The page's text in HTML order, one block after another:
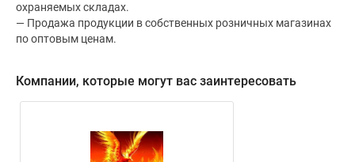
охраняемых складах.
— Продажа продукции в собственных розничных магазинах
по оптовым ценам.
Компании, которые могут вас заинтересовать